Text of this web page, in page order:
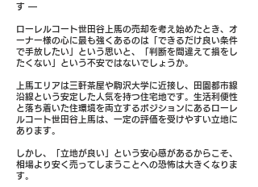
す ―
ローレルコート世田谷上馬の売却を考え始めたとき、オ
ーナー様の心に最も強くあるのは「できるだけ良い条件
で手放したい」という思いと、「判断を間違えて損をし
たくない」という不安ではないでしょうか。
上馬エリアは三軒茶屋や駒沢大学に近接し、田園都市線
沿線という安定した人気を持つ住宅地です。生活利便性
と落ち着いた住環境を両立するポジションにあるローレ
ルコート世田谷上馬は、一定の評価を受けやすい立地に
あります。
しかし、「立地が良い」という安心感があるからこそ、
相場より安く売ってしまうことへの恐怖は大きくなりま
す。